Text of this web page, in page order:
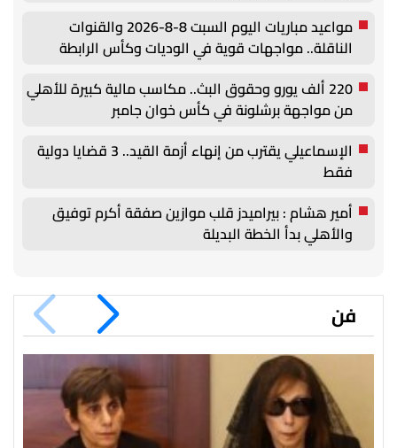
مواعيد مباريات اليوم السبت 8-8-2026 والقنوات
الناقلة.. مواجهات قوية في الوديات وكأس الرابطة
220 ألف يورو وحقوق البث.. مكاسب مالية كبيرة للأهلي
من مواجهة برشلونة في كأس خوان جامبر
الإسماعيلي يقترب من إنهاء أزمة القيد.. 3 قضايا دولية
فقط
أمير هشام : بيراميدز قلب موازين صفقة أكرم توفيق
والأهلي بدأ الخطة البديلة
فن